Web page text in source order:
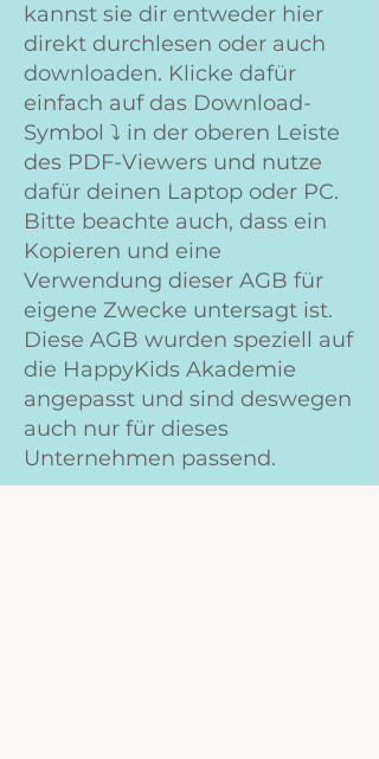
kannst sie dir entweder hier
direkt durchlesen oder auch
downloaden. Klicke dafür
einfach auf das Download-
Symbol ⤵️ in der oberen Leiste
des PDF-Viewers und nutze
dafür deinen Laptop oder PC.
Bitte beachte auch, dass ein
Kopieren und eine
Verwendung dieser AGB für
eigene Zwecke untersagt ist.
Diese AGB wurden speziell auf
die HappyKids Akademie
angepasst und sind deswegen
auch nur für dieses
Unternehmen passend.